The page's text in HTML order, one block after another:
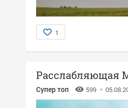
1
Расслабляющая
Супер топ 599